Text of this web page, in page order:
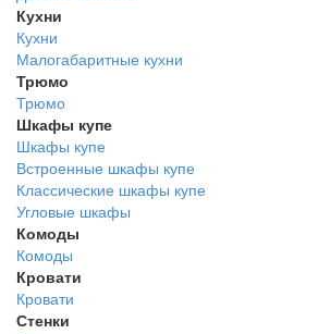
Кухни
Кухни
Малогабаритные кухни
Трюмо
Трюмо
Шкафы купе
Шкафы купе
Встроенные шкафы купе
Классические шкафы купе
Угловые шкафы
Комоды
Комоды
Кровати
Кровати
Стенки